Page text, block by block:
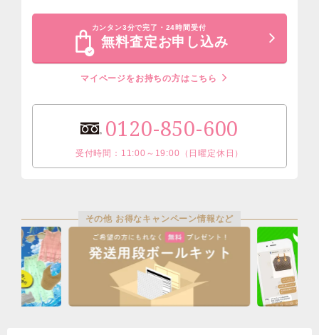
カンタン3分で完了・24時間受付
無料査定お申し込み
マイページをお持ちの方はこちら
0120-850-600
受付時間：11:00～19:00（日曜定休日）
その他 お得なキャンペーン情報など